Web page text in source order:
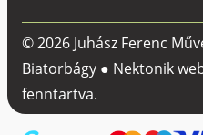
© 2026 Juhász Ferenc
Biatorbágy ● Nektonik
fenntartva.